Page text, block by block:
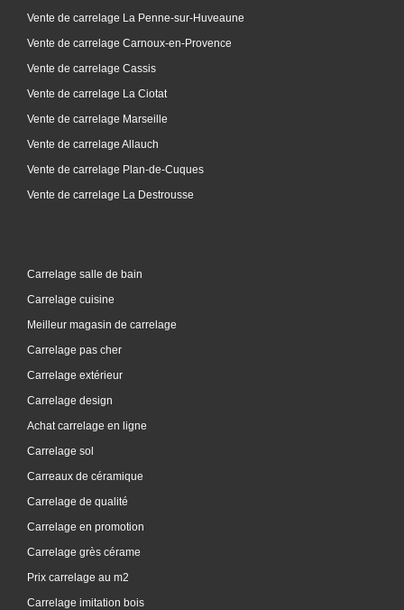
Vente de carrelage La Penne-sur-Huveaune
Vente de carrelage Carnoux-en-Provence
Vente de carrelage Cassis
Vente de carrelage La Ciotat
Vente de carrelage Marseille
Vente de carrelage Allauch
Vente de carrelage Plan-de-Cuques
Vente de carrelage La Destrousse
Carrelage salle de bain
Carrelage cuisine
Meilleur magasin de carrelage
Carrelage pas cher
Carrelage extérieur
Carrelage design
Achat carrelage en ligne
Carrelage sol
Carreaux de céramique
Carrelage de qualité
Carrelage en promotion
Carrelage grès cérame
Prix carrelage au m2
Carrelage imitation bois